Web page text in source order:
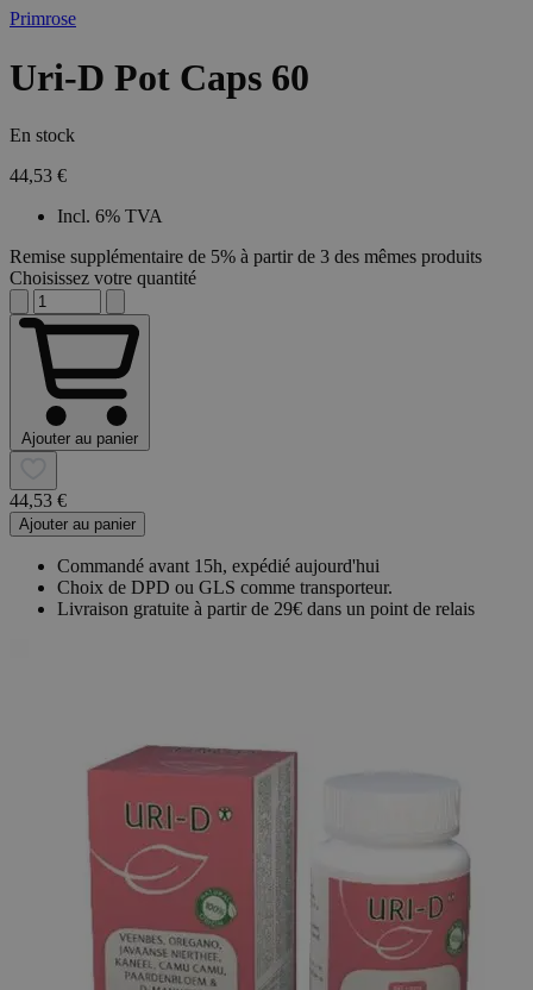
Primrose
Uri-D Pot Caps 60
En stock
44,53 €
Incl. 6% TVA
Remise supplémentaire de 5% à partir de 3 des mêmes produits
Choisissez votre quantité
Ajouter au panier
44,53 €
Ajouter au panier
Commandé avant 15h, expédié aujourd'hui
Choix de DPD ou GLS comme transporteur.
Livraison gratuite à partir de 29€ dans un point de relais